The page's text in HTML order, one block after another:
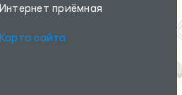
Интернет приёмная
Карта сайта